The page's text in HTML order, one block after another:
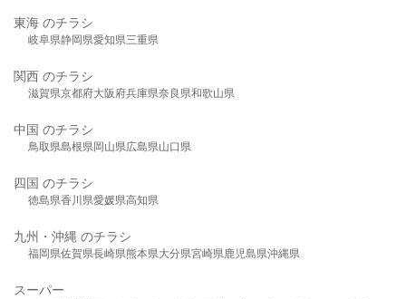
東海 のチラシ
岐阜県静岡県愛知県三重県
関西 のチラシ
滋賀県京都府大阪府兵庫県奈良県和歌山県
中国 のチラシ
鳥取県島根県岡山県広島県山口県
四国 のチラシ
徳島県香川県愛媛県高知県
九州・沖縄 のチラシ
福岡県佐賀県長崎県熊本県大分県宮崎県鹿児島県沖縄県
スーパー